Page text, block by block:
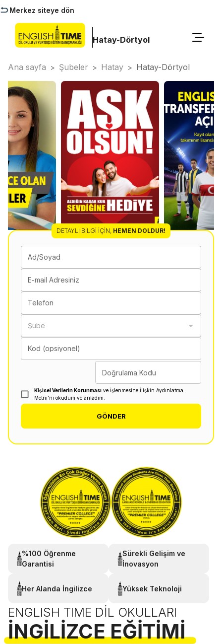
Merkez siteye dön
Hatay-Dörtyol
Ana sayfa > Şubeler > Hatay > Hatay-Dörtyol
DETAYLI BILGI İÇIN, HEMEN DOLDUR!
Ad/Soyad
E-mail Adresiniz
Telefon
Şube
Kod (opsiyonel)
Doğrulama Kodu
Kişisel Verilerin Korunması ve İşlenmesine İlişkin Aydınlatma
Metni'ni okudum ve anladım.
GÖNDER
%100 Öğrenme
Garantisi
Sürekli Gelişim ve
İnovasyon
Her Alanda İngilizce Yüksek Teknoloji
ENGLISH TIME DIL OKULLARI
İNGILIZCE EĞITIMI